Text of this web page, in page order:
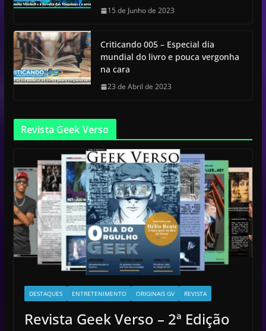
15 de Junho de 2023
Criticando 005 – Especial dia
mundial do livro e pouca vergonha
na cara
23 de Abril de 2023
Revista Geek Verso
DESTAQUES ENTRETENIMENTO ORIGINAIS GV REVISTA
Revista Geek Verso – 2ª Edição